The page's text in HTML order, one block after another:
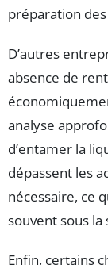
préparation
D’autres
absence de
analyse
d’entamer la
dépassent les
nécessaire, ce
souvent sous la
Enfin, certains